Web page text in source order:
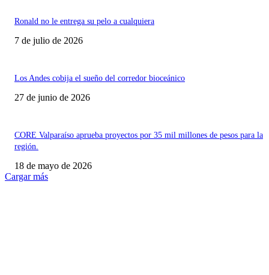
Ronald no le entrega su pelo a cualquiera
7 de julio de 2026
Los Andes cobija el sueño del corredor bioceánico
27 de junio de 2026
CORE Valparaíso aprueba proyectos por 35 mil millones de pesos para la
región.
18 de mayo de 2026
Cargar más